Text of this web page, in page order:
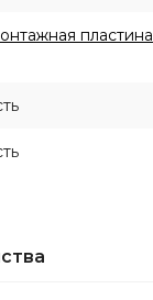
пластина